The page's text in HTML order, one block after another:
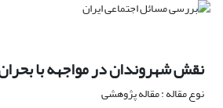
نقش شهروندان در مواجهه با
نوع مقاله : مقاله پژوهشی